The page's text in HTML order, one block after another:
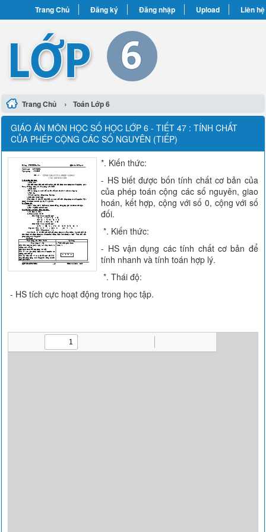
Trang Chủ Đăng ký Đăng nhập Upload Liên hệ
Trang Chủ › Toán Lớp 6
GIÁO ÁN MÔN HỌC SỐ HỌC LỚP 6 - TIẾT 47 : TÍNH CHẤT
CỦA PHÉP CỘNG CÁC SỐ NGUYÊN (TIẾP)
*. Kiến thức:
- HS biết được bốn tính chất cơ bản của
của phép toán cộng các số nguyên, giao
hoán, kết hợp, cộng với số 0, cộng với số
đối.
*. Kiến thức:
- HS vận dụng các tính chất cơ bản để
tính nhanh và tính toán hợp lý.
*. Thái độ:
- HS tích cực hoạt động trong học tập.